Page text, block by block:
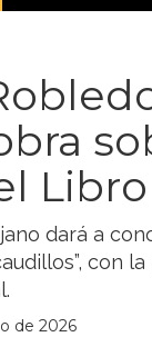
dará a
con
de 2026